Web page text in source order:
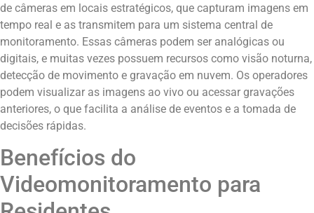
de câmeras em locais estratégicos, que capturam imagens em
tempo real e as transmitem para um sistema central de
monitoramento. Essas câmeras podem ser analógicas ou
digitais, e muitas vezes possuem recursos como visão noturna,
detecção de movimento e gravação em nuvem. Os operadores
podem visualizar as imagens ao vivo ou acessar gravações
anteriores, o que facilita a análise de eventos e a tomada de
decisões rápidas.
Benefícios do
Videomonitoramento para